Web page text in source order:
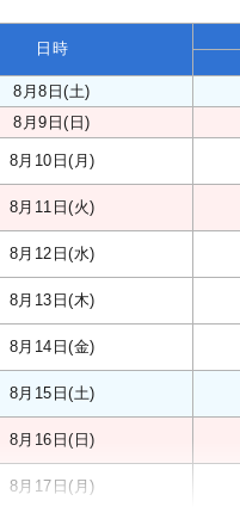
日時
8月8日(土)
8月9日(日)
8月10日(月)
8月11日(火)
8月12日(水)
8月13日(木)
8月14日(金)
8月15日(土)
8月16日(日)
8月17日(月)